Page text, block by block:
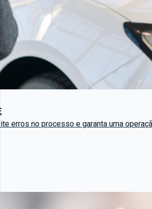
erros no processo e garanta uma